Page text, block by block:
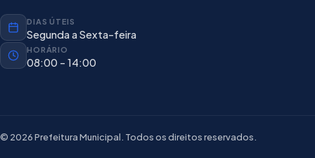
DIAS ÚTEIS
Segunda a Sexta-feira
HORÁRIO
08:00 - 14:00
© 2026 Prefeitura Municipal. Todos os direitos reservados.